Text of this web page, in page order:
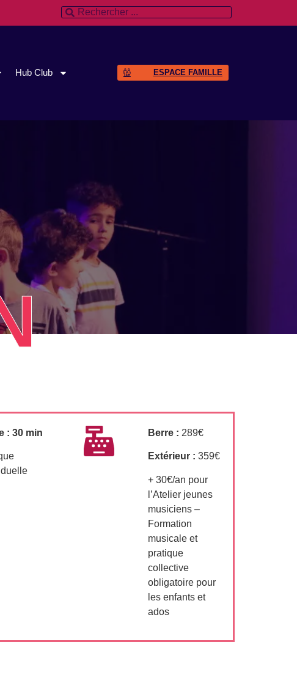
Hub Club ESPACE FAMILLE
: 30 min Berre : 289€
Extérieur : 359€
+ 30€/an pour
l’Atelier jeunes
musiciens –
Formation
musicale et
pratique
collective
obligatoire pour
les enfants et
ados